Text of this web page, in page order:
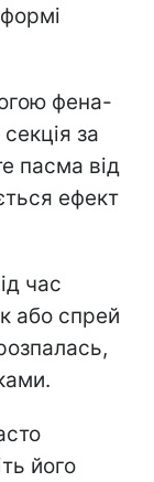
фена-
за
пасма від
ефект
час
або спрей
його